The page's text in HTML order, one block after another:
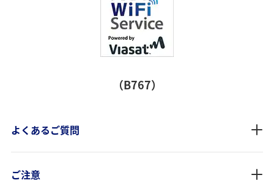
（B767）
よくあるご質問
ご注意